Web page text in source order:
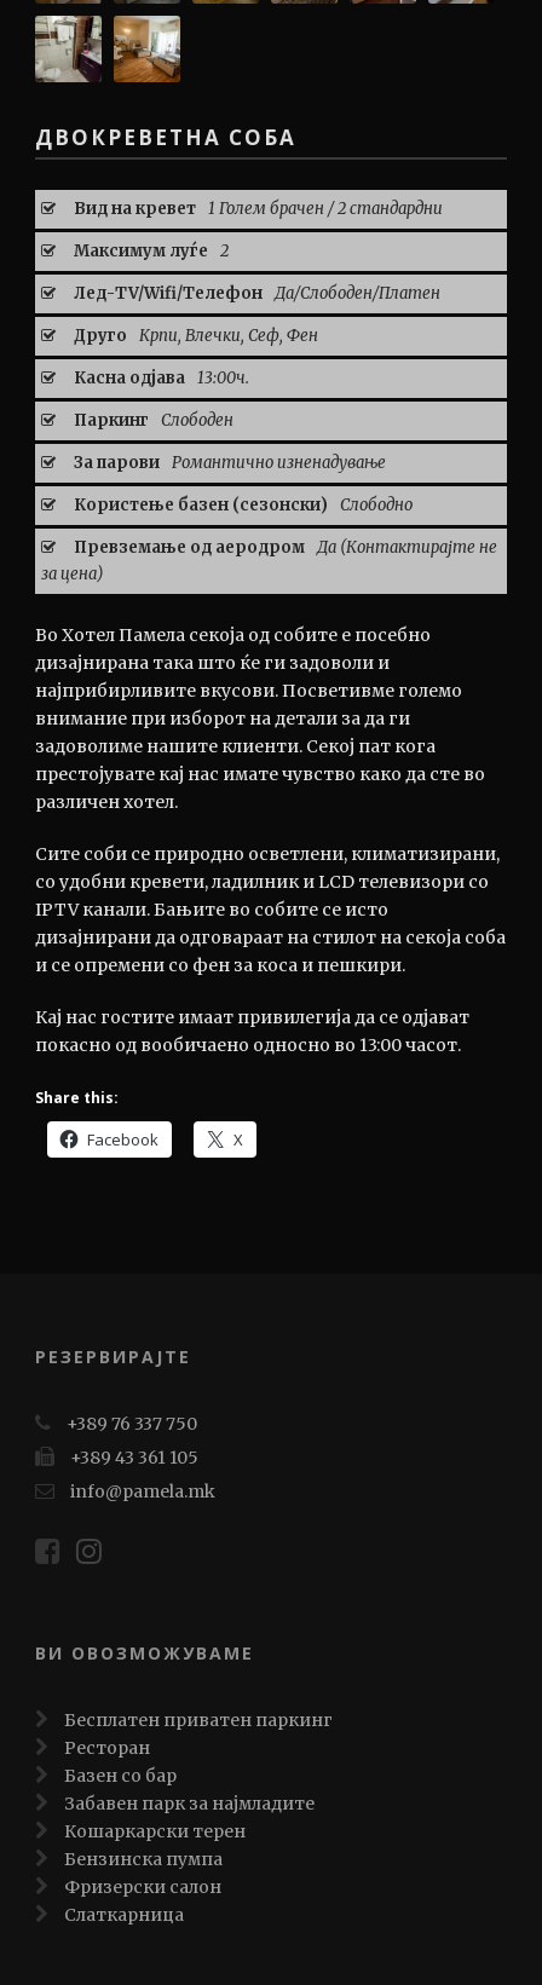
ДВОКРЕВЕТНА СОБА
Вид на кревет 1 Голем брачен / 2 стандардни
Максимум луѓе 2
Лед-TV/Wifi/Телефон Да/Слободен/Платен
Друго Крпи, Влечки, Сеф, Фен
Касна одјава 13:00ч.
Паркинг Слободен
За парови Романтично изненадување
Користење базен (сезонски) Слободно
Превземање од аеродром Да (Контактирајте не
за цена)
Во Хотел Памела секоја од собите е посебно
дизајнирана така што ќе ги задоволи и
најприбирливите вкусови. Посветивме големо
внимание при изборот на детали за да ги
задоволиме нашите клиенти. Секој пат кога
престојувате кај нас имате чувство како да сте во
различен хотел.
Сите соби се природно осветлени, климатизирани,
со удобни кревети, ладилник и LCD телевизори со
IPTV канали. Бањите во собите се исто
дизајнирани да одговараат на стилот на секоја соба
и се опремени со фен за коса и пешкири.
Кај нас гостите имаат привилегија да се одјават
покасно од вообичаено односно во 13:00 часот.
Share this:
Facebook X
РЕЗЕРВИРАЈТЕ
+389 76 337 750
+389 43 361 105
info@pamela.mk
ВИ ОВОЗМОЖУВАМЕ
Бесплатен приватен паркинг
Ресторан
Базен со бар
Забавен парк за најмладите
Кошаркарски терен
Бензинска пумпа
Фризерски салон
Слаткарница